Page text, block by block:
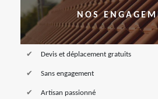
NOS
Devis et déplacement gratuits
Sans engagement
Artisan passionné